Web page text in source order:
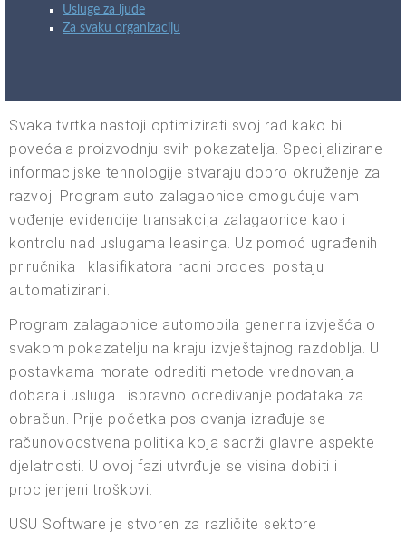
Usluge za ljude
Za svaku organizaciju
Svaka tvrtka nastoji optimizirati svoj rad kako bi
povećala proizvodnju svih pokazatelja. Specijalizirane
informacijske tehnologije stvaraju dobro okruženje za
razvoj. Program auto zalagaonice omogućuje vam
vođenje evidencije transakcija zalagaonice kao i
kontrolu nad uslugama leasinga. Uz pomoć ugrađenih
priručnika i klasifikatora radni procesi postaju
automatizirani.
Program zalagaonice automobila generira izvješća o
svakom pokazatelju na kraju izvještajnog razdoblja. U
postavkama morate odrediti metode vrednovanja
dobara i usluga i ispravno određivanje podataka za
obračun. Prije početka poslovanja izrađuje se
računovodstvena politika koja sadrži glavne aspekte
djelatnosti. U ovoj fazi utvrđuje se visina dobiti i
procijenjeni troškovi.
USU Software je stvoren za različite sektore